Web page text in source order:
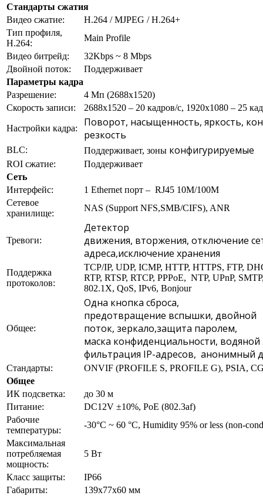
Стандарты сжатия
Видео сжатие:
H.264 / MJPEG / H.264+
Тип профиля,
H.264:
Main Profile
Видео битрейд:
32Kbps ~ 8 Mbps
Двойной поток:
Поддерживает
Параметры кадра
Разрешение:
4 Мп (2688х1520)
Скорость записи:
2688х1520 – 20 кадров/с, 1920х1080 – 25
Настройки кадра: Поворот, насыщенность, яркость,
резкость
BLC: Поддерживает, зоны конфигурируемые
ROI сжатие:
Поддерживает
Сеть
Интерфейс:
1 Ethernet порт – RJ45 10M/100M
Сетевое
хранилище:
NAS (Support NFS,SMB/CIFS), ANR
Тревоги:
Детектор
движения, вторжения, отключение
адреса,исключение хранения
Поддержка
протоколов:
TCP/IP, UDP, ICMP, HTTP, HTTPS, FTP,
RTP, RTSP, RTCP, PPPoE, NTP, UPnP,
802.1X, QoS, IPv6, Bonjour
Общее:
Одна кнопка сброса,
предотвращение вспышки, двойной
поток, зеркало,защита паролем,
маска конфиденциальности, водяной
фильтрация IP-адресов, анонимный
Стандарты:
ONVIF (PROFILE S, PROFILE G), PSIA,
Общее
ИК подсветка:
до 30 м
Питание:
DC12V ±10%, PoE (802.3af)
Рабочие
температуры:
-30°C ~ 60 °C, Humidity 95% or less (non-
Максимальная
потребляемая
мощность:
5 Вт
Класс защиты:
IP66
Габариты:
139x77x60 мм